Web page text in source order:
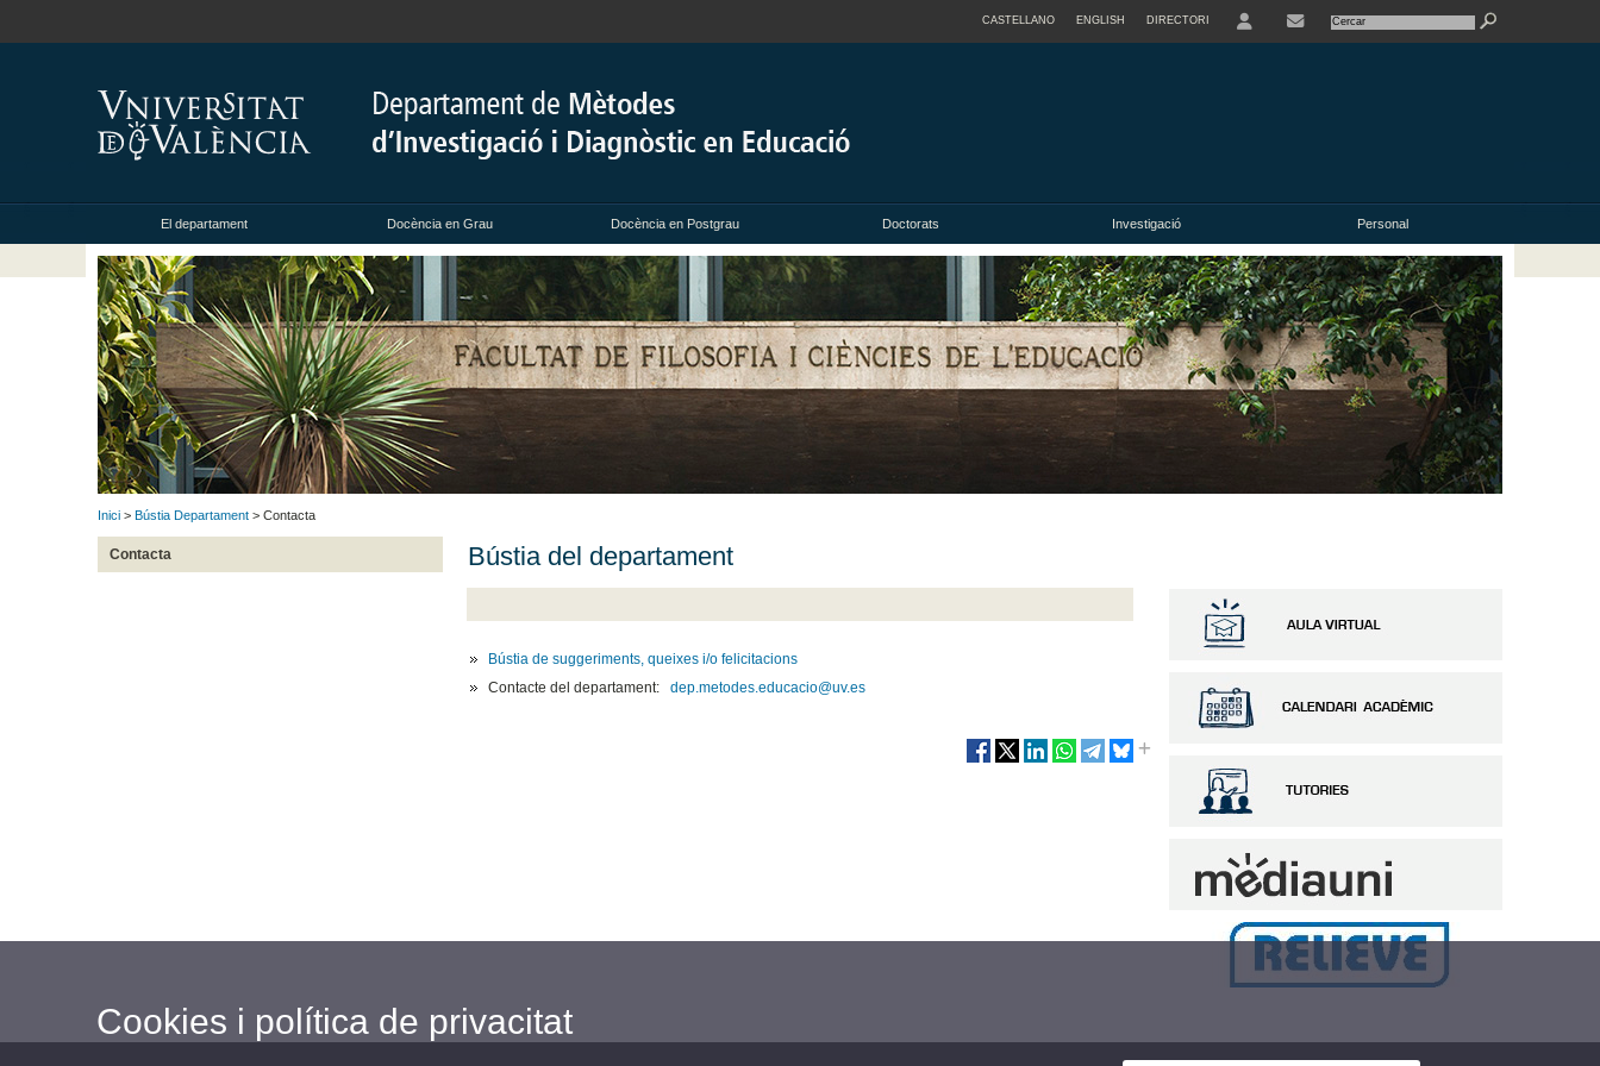
CASTELLANO ENGLISH DIRECTORI
El departament Docència en Grau Docència en Postgrau Doctorats Investigació Personal
Inici > Bústia Departament > Contacta
Contacta Bústia del departament
Bústia de suggeriments, queixes i/o felicitacions
Contacte del departament: dep.metodes.educacio@uv.es
Cookies i política de privacitat